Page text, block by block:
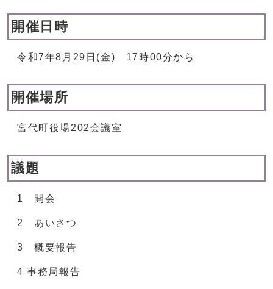
開催日時
令和7年8月29日(金) 17時00分から
開催場所
宮代町役場202会議室
議題
1 開会
2 あいさつ
3 概要報告
4 事務局報告